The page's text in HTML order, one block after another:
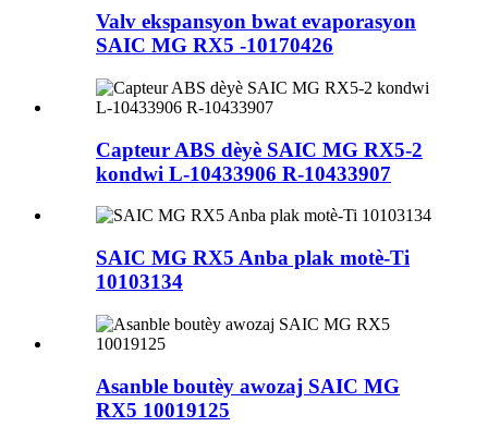
Valv ekspansyon bwat evaporasyon
SAIC MG RX5 -10170426
Capteur ABS dèyè SAIC MG RX5-2
kondwi L-10433906 R-10433907
SAIC MG RX5 Anba plak motè-Ti
10103134
Asanble boutèy awozaj SAIC MG
RX5 10019125